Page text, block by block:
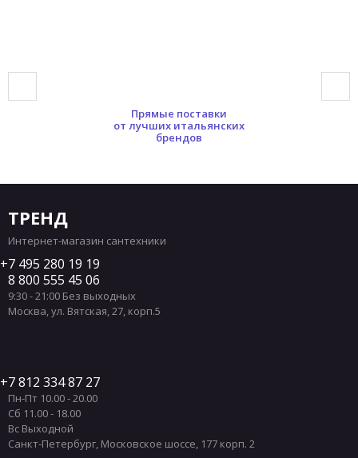
Прямые поставки
от лучших итальянских
брендов
ТРЕНД
Интернет-магазин сантехники
7 495 280 19 19
8 800 555 45 06
9:30 - 21:00 Без выходных
Москва ул. Вятская, 27, корп.5
7 812 334 87 27
Пн-Пт 10.00 - 20.00
Сб 11.00 - 18.00
Вс Выходной
Санкт-Петербург Московское шоссе, 177 корп. 2